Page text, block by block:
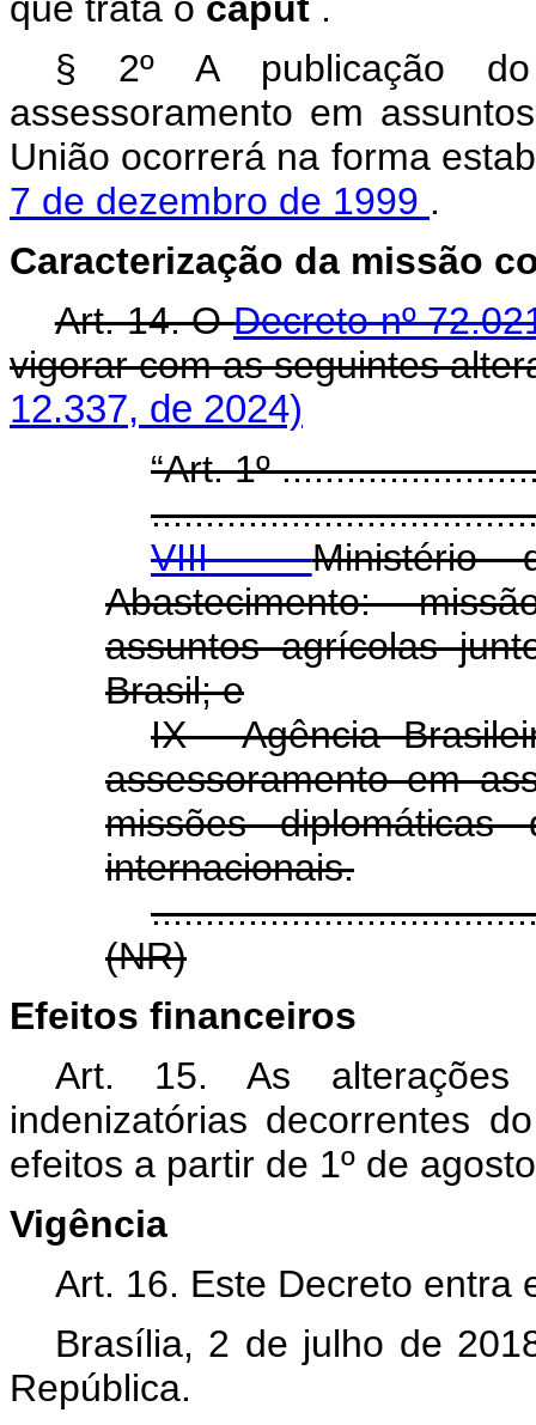
§ 2º A publicação
assessoramento em
União ocorrerá na forma
7 de dezembro de 1999 .
Caracterização da missão
Art. 14. ODecreto nº
vigorar com as seguintes
12.337, de 2024)
“Art. 1º
VIII -Ministério
Abastecimento:
assuntos agrícolas
Brasil; e
IX - Agência
assessoramento em
missões
internacionais.
(NR)
Efeitos financeiros
Art. 15. As alterações
indenizatórias decorrentes
efeitos a partir de 1º de
Vigência
Art. 16. Este Decreto entra
Brasília, 2 de julho de
República.